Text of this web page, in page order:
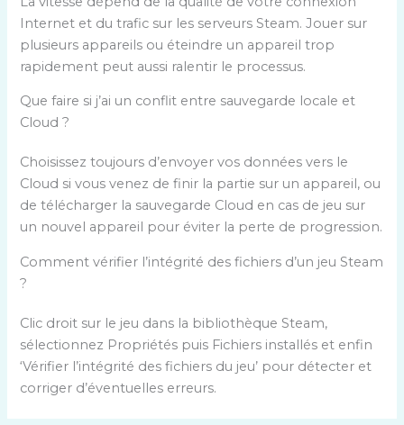
Internet et du trafic sur les serveurs Steam. Jouer sur
plusieurs appareils ou éteindre un appareil trop
rapidement peut aussi ralentir le processus.
Que faire si j’ai un conflit entre sauvegarde locale et
Cloud ?
Choisissez toujours d’envoyer vos données vers le
Cloud si vous venez de finir la partie sur un appareil, ou
de télécharger la sauvegarde Cloud en cas de jeu sur
un nouvel appareil pour éviter la perte de progression.
Comment vérifier l’intégrité des fichiers d’un jeu Steam
?
Clic droit sur le jeu dans la bibliothèque Steam,
sélectionnez Propriétés puis Fichiers installés et enfin
‘Vérifier l’intégrité des fichiers du jeu’ pour détecter et
corriger d’éventuelles erreurs.